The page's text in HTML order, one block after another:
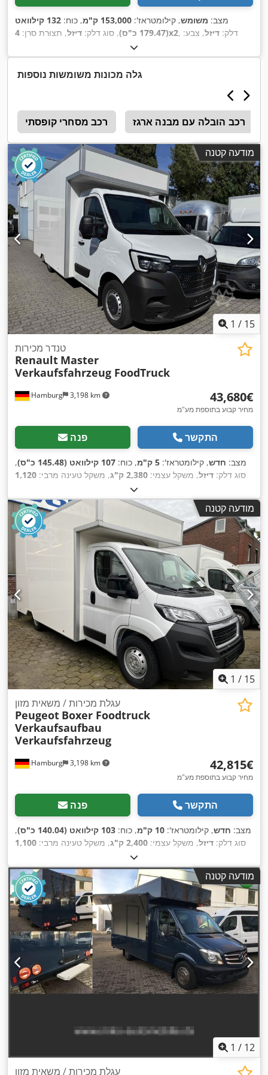
מצב: משומש, קילומטראז': 153,000 ק"מ , כוח:
132 קילוואט
(179.47 כ"ס)
, סוג דלק: דיזל, תצורת סרן: 4x2 , דלק: דיזל, צבע:
, דרגת פליטה:
ציוד:בקרת אחיזה, בקרת שיוט, ויסות חשמלי של חלונות, מיזוג
אוויר, מערכת בלימה למניעת נעילה (ABS), מראה חשמלית,
גלה מכונות משומשות נוספות
רכב מסחרי קופסתי רכב הובלה עם מבנה ארגז
מודעה קטנה
1 / 15
Hamburg 3,198 km
טנדר מכירות
Renault Master
Verkaufsfahrzeug FoodTruck
‏43,680 ‏€
מחיר קבוע בתוספת מע"מ
פנה התקשר
מצב: חדש, קילומטראז': 5 ק"מ , כוח: 107 קילוואט (145.48 כ"ס)
,
סוג דלק: דיזל, משקל עצמי: 2,380 ק"ג , משקל טעינה מרבי: 1,120
, בסיס גלגלים:
מספר מושבים:3, אורך אזור הטעינה:3,800 מ"מ
, רוחב שטח
הטעינה: 2,250 מ"מ , גובה תא המטען: , ציוד:מחשב
רכב, מיזוג אוויר, מערכת בלימה למניעת נעילה (ABS), צמיגי כל
העונות, תכנית ייצוב אלקטרונית (ESP),
מודעה קטנה
1 / 15
Hamburg 3,198 km
עגלת מכירות / משאית מזון
Peugeot Boxer Foodtruck
Verkaufsaufbau
Verkaufsfahrzeug
‏42,815 ‏€
מחיר קבוע בתוספת מע"מ
פנה התקשר
מצב: חדש, קילומטראז': 10 ק"מ , כוח: 103 קילוואט (140.04 כ"ס)
,
סוג דלק: דיזל, משקל עצמי: 2,400 ק"ג , משקל טעינה מרבי: 1,100
, בסיס גלגלים:
צבע:לבן, סוג תמסורת:מכני, דרגת פליטה:יורו 6 , מתלה:פלדה,
אורך אזור הטעינה:4,000 מ"מ , רוחב שטח הטעינה:2,250 מ"מ
,
גובה תא המטען:
, ציוד:בקרת שיוט, כרית אוויר, מחשב
רכב, מיזוג אוויר, מערכת בלימה למניעת נעילה (ABS), נעילה
מרכזית, תכנית ייצוב אלקטרונית (ESP) ,
מודעה קטנה
1 / 12
עגלת מכירות / משאית מזון